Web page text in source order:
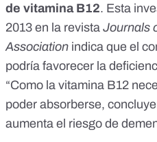
de vitamina B12. Esta
2013 en la revista Journals
Association indica que el
podría favorecer la
“Como la vitamina B12
poder absorberse,
aumenta el riesgo de